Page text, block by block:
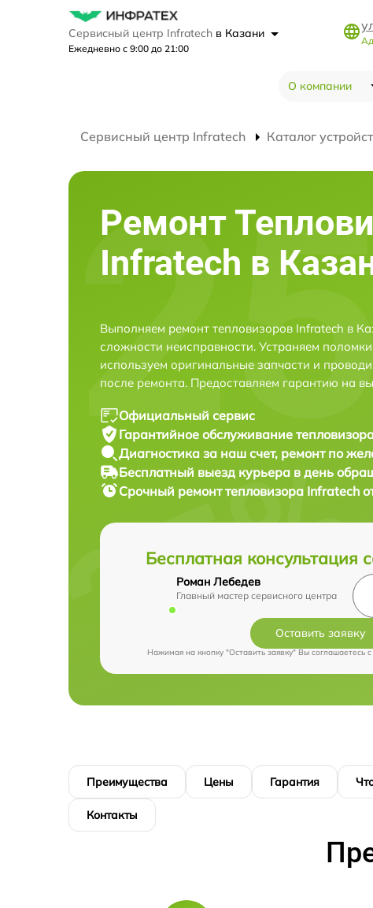
Сервисный центр Infratech в Казани
Ежедневно с 9:00 до 21:00
О компании
Сервисный центр Infratech Каталог
Ремонт
Infratech в
Выполняем ремонт тепловизоров Infratech в
сложности неисправности. Устраняем
используем оригинальные запчасти и
после ремонта. Предоставляем гарантию на
Официальный сервис
Гарантийное обслуживание
Диагностика за наш счет, ремонт по
Бесплатный выезд курьера в день
Срочный ремонттепловизора Infratech
Бесплатная консультация
Роман Лебедев
Главный мастер сервисного центра
Оставить заявку
Нажимая на кнопку "Оставить заявку" Вы соглашаетесь c
Преимущества Цены Гарантия
Контакты